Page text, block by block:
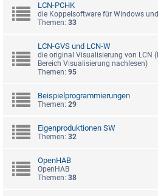
LCN-PCHK
die Koppelsoftware für Windows
Themen: 33
LCN-GVS und LCN-W
die original Visualisierung von LCN
Bereich Visualisierung nachlesen)
Themen: 95
Beispielprogrammierungen
Themen: 29
Eigenproduktionen SW
Themen: 32
OpenHAB
OpenHAB
Themen: 38